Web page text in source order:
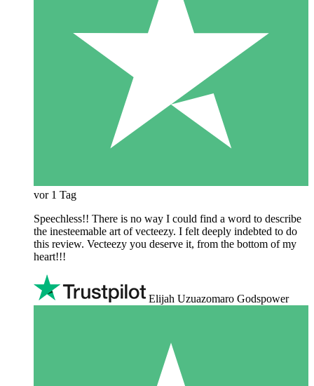
vor 1 Tag
Speechless!! There is no way I could find a word to describe
the inesteemable art of vecteezy. I felt deeply indebted to do
this review. Vecteezy you deserve it, from the bottom of my
heart!!!
Elijah Uzuazomaro Godspower